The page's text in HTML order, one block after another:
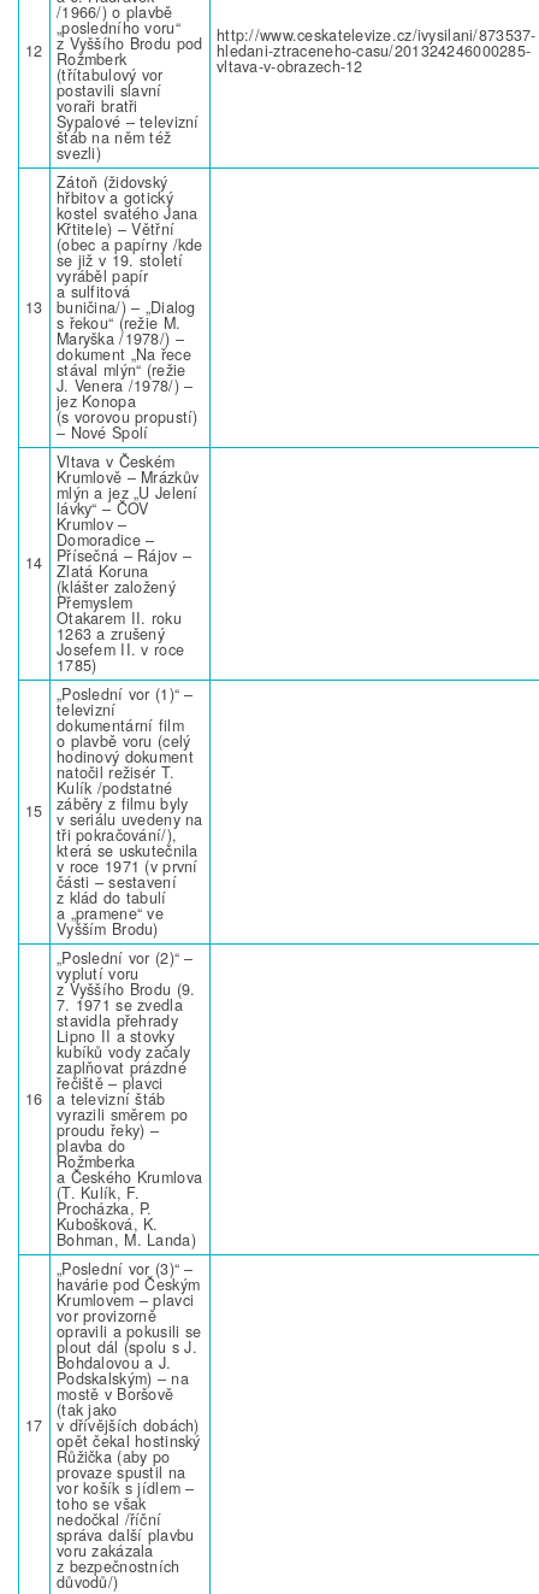
12
/1966/) o plavbě
„posledního voru“
z Vyššího Brodu pod
Rožmberk
(třítabulový vor
postavili slavní
voraři bratři
Sypalové – televizní
štáb na něm též
svezli)
http://www.ceskatelevize.cz/ivysilani/873537-
hledani-ztraceneho-casu/201324246000285-
vltava-v-obrazech-12
13
Zátoň (židovský
hřbitov a gotický
kostel svatého Jana
Křtitele) – Větřní
(obec a papírny /kde
se již v 19. století
vyráběl papír
a sulfitová
buničina/) – „Dialog
s řekou“ (režie M.
Maryška /1978/) –
dokument „Na řece
stával mlýn“ (režie
J. Venera /1978/) –
jez Konopa
(s vorovou propustí)
– Nové Spolí
14
Vltava v Českém
Krumlově – Mrázkův
mlýn a jez „U Jelení
lávky“ – ČOV
Krumlov –
Domoradice –
Přísečná – Rájov –
Zlatá Koruna
(klášter založený
Přemyslem
Otakarem II. roku
1263 a zrušený
Josefem II. v roce
1785)
15
„Poslední vor (1)“ –
televizní
dokumentární film
o plavbě voru (celý
hodinový dokument
natočil režisér T.
Kulík /podstatné
záběry z filmu byly
v seriálu uvedeny na
tři pokračování/),
která se uskutečnila
v roce 1971 (v první
části – sestavení
z klád do tabulí
a „pramene“ ve
Vyšším Brodu)
16
„Poslední vor (2)“ –
vyplutí voru
z Vyššího Brodu (9.
7. 1971 se zvedla
stavidla přehrady
Lipno II a stovky
kubíků vody začaly
zaplňovat prázdné
řečiště – plavci
a televizní štáb
vyrazili směrem po
proudu řeky) –
plavba do
Rožmberka
a Českého Krumlova
(T. Kulík, F.
Procházka, P.
Kubošková, K.
Bohman, M. Landa)
17
„Poslední vor (3)“ –
havárie pod Českým
Krumlovem – plavci
vor provizorně
opravili a pokusili se
plout dál (spolu s J.
Bohdalovou a J.
Podskalským) – na
mostě v Boršově
(tak jako
v dřívějších dobách)
opět čekal hostinský
Růžička (aby po
provaze spustil na
vor košík s jídlem –
toho se však
nedočkal /říční
správa další plavbu
voru zakázala
z bezpečnostních
důvodů/)